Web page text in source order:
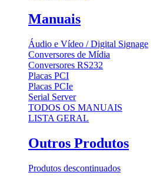
Manuais
Áudio e Vídeo / Digital Signage
Conversores de Mídia
Conversores RS232
Placas PCI
Placas PCIe
Serial Server
TODOS OS MANUAIS
LISTA GERAL
Outros Produtos
Produtos descontinuados